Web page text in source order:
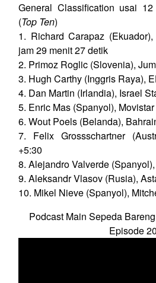
General Classification usai
(Top Ten)
1. Richard Carapaz
jam 29 menit 27 detik
2. Primoz Roglic (Slovenia),
3. Hugh Carthy (Inggris Raya),
4. Dan Martin (Irlandia), Israel
5. Enric Mas (Spanyol),
6. Wout Poels (Belanda),
7. Felix Grossschartner
+5:30
8. Alejandro Valverde
9. Aleksandr Vlasov (Rusia),
10. Mikel Nieve (Spanyol),
Podcast Main Sepeda
Episode 20